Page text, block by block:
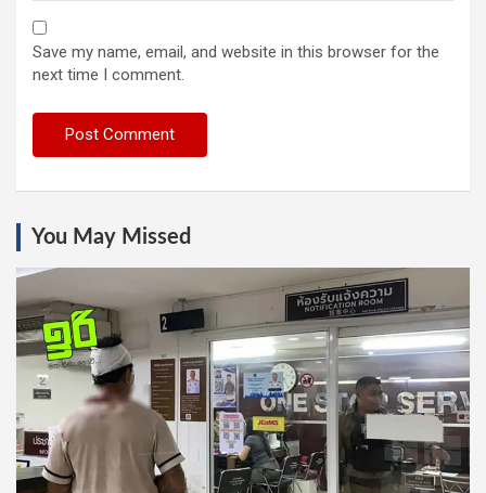
Save my name, email, and website in this browser for the
next time I comment.
You May Missed